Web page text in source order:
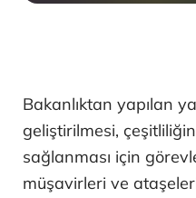
Bakanlıktan yapılan
geliştirilmesi,
sağlanması için
müşavirleri ve